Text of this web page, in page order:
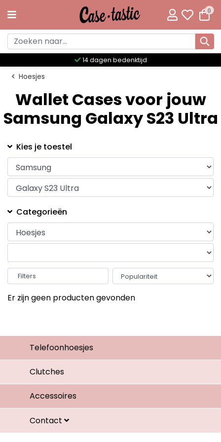
0
14 dagen bedenktijd
Hoesjes
Wallet Cases voor jouw
Samsung Galaxy S23 Ultra
Kies je toestel
Categorieën
Filters
Er zijn geen producten gevonden
Telefoonhoesjes
Clutches
Accessoires
Contact